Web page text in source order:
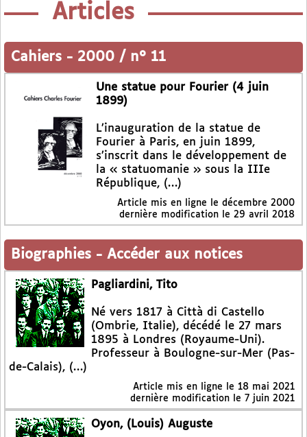
Articles
Cahiers - 2000 / n° 11
Une statue pour Fourier (4 juin
1899)
L’inauguration de la statue de
Fourier à Paris, en juin 1899,
s’inscrit dans le développement de
la « statuomanie » sous la IIIe
République, (…)
Article mis en ligne le décembre 2000
dernière modification le 29 avril 2018
Biographies - Accéder aux notices
Pagliardini, Tito
Né vers 1817 à Città di Castello
(Ombrie, Italie), décédé le 27 mars
1895 à Londres (Royaume-Uni).
Professeur à Boulogne-sur-Mer (Pas-
de-Calais), (…)
Article mis en ligne le 18 mai 2021
dernière modification le 7 juin 2021
Oyon, (Louis) Auguste